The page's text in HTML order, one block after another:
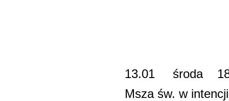
13.01 środa
Msza św. w